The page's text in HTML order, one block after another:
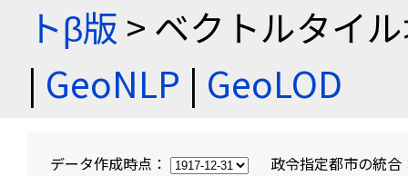
トβ版 > ベクトルタイ
| GeoNLP | GeoLOD
データ作成時点： 政令指定都市の統